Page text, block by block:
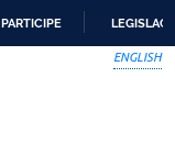
PARTICIPE
ENGLISH